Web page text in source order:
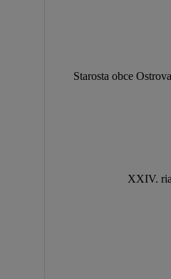
Starosta obce
XXIV. riadne